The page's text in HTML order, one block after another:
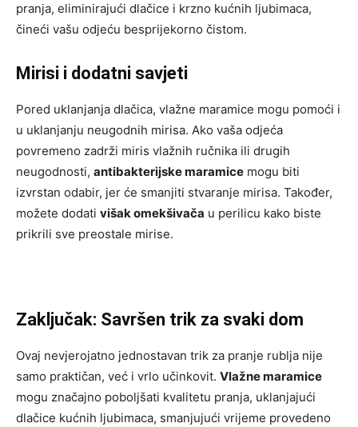
pranja, eliminirajući dlačice i krzno kućnih ljubimaca,
čineći vašu odjeću besprijekorno čistom.
Mirisi i dodatni savjeti
Pored uklanjanja dlačica, vlažne maramice mogu pomoći i
u uklanjanju neugodnih mirisa. Ako vaša odjeća
povremeno zadrži miris vlažnih ručnika ili drugih
neugodnosti, antibakterijske maramice mogu biti
izvrstan odabir, jer će smanjiti stvaranje mirisa. Također,
možete dodati višak omekšivača u perilicu kako biste
prikrili sve preostale mirise.
Zaključak: Savršen trik za svaki dom
Ovaj nevjerojatno jednostavan trik za pranje rublja nije
samo praktičan, već i vrlo učinkovit. Vlažne maramice
mogu značajno poboljšati kvalitetu pranja, uklanjajući
dlačice kućnih ljubimaca, smanjujući vrijeme provedeno